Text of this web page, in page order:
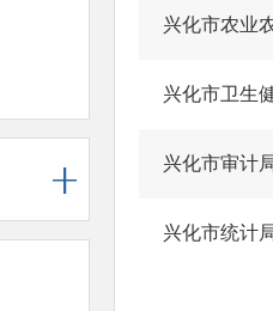
兴化市农业
兴化市卫生
兴化市审计
兴化市统计